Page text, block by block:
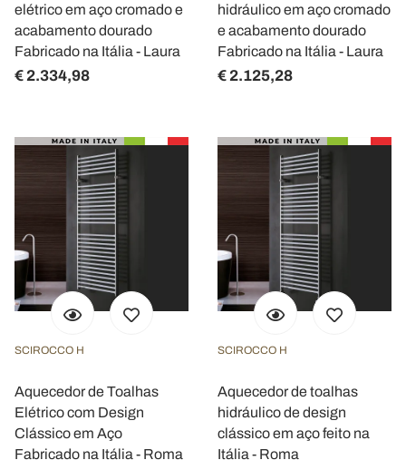
elétrico em aço cromado e
acabamento dourado
Fabricado na Itália - Laura
€ 2.334,98
hidráulico em aço cromado
e acabamento dourado
Fabricado na Itália - Laura
€ 2.125,28
SCIROCCO H
Aquecedor de Toalhas
Elétrico com Design
Clássico em Aço
Fabricado na Itália - Roma
SCIROCCO H
Aquecedor de toalhas
hidráulico de design
clássico em aço feito na
Itália - Roma